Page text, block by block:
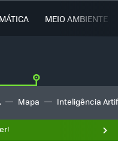
MEIO AMBIENTE
Mapa Inteligência